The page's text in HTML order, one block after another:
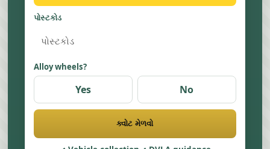
પોસ્ટકોડ
Alloy wheels?
Yes No
ક્વોટ મેળવો